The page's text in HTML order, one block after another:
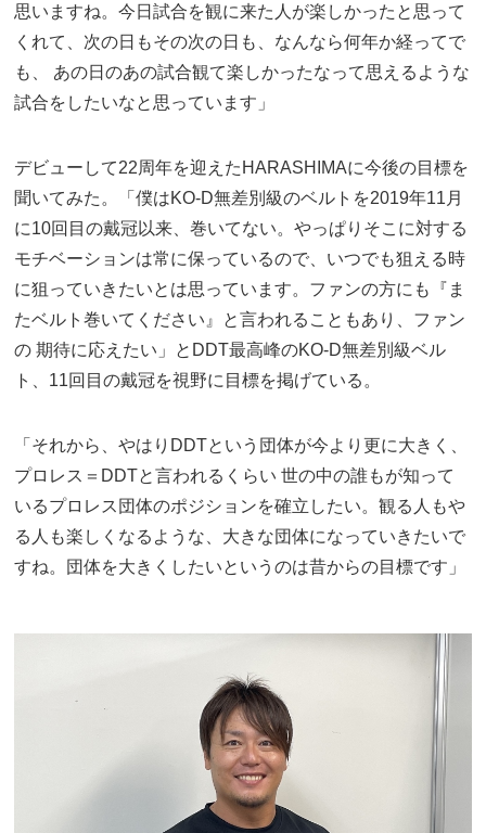
思いますね。今日試合を観に来た人が楽しかったと思って
くれて、次の日もその次の日も、なんなら何年か経ってで
も、 あの日のあの試合観て楽しかったなって思えるような
試合をしたいなと思っています」
デビューして22周年を迎えたHARASHIMAに今後の目標を
聞いてみた。「僕はKO-D無差別級のベルトを2019年11月
に10回目の戴冠以来、巻いてない。やっぱりそこに対する
モチベーションは常に保っているので、いつでも狙える時
に狙っていきたいとは思っています。ファンの方にも『ま
たベルト巻いてください』と言われることもあり、ファン
の 期待に応えたい」とDDT最高峰のKO-D無差別級ベル
ト、11回目の戴冠を視野に目標を掲げている。
「それから、やはりDDTという団体が今より更に大きく、
プロレス＝DDTと言われるくらい 世の中の誰もが知って
いるプロレス団体のポジションを確立したい。観る人もや
る人も楽しくなるような、大きな団体になっていきたいで
すね。団体を大きくしたいというのは昔からの目標です」